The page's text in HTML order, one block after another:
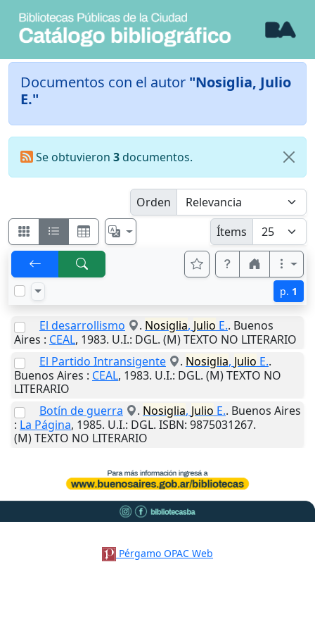
Documentos con el autor "Nosiglia, Julio
E."
Se obtuvieron 3documentos.
Orden
Ítems
p. 1
El desarrollismo . Nosiglia, Julio E.. Buenos
Aires : CEAL, 1983. U.I.: DGL. (M) TEXTO NO LITERARIO
El Partido Intransigente
. Nosiglia, Julio E..
Buenos Aires : CEAL, 1983. U.I.: DGL. (M) TEXTO NO
LITERARIO
Botín de guerra
. Nosiglia, Julio E.. Buenos Aires
: La Página, 1985. U.I.: DGL. ISBN: 9875031267.
(M) TEXTO NO LITERARIO
Pérgamo OPAC Web